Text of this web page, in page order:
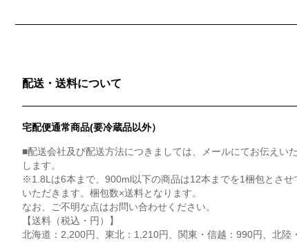
配送・送料について
宅配便通常商品(要冷蔵品以外）
■配送会社及び配送方法につきましては、メールにてお伝えいた
します。
※1.8Lは6本まで、900ml以下の商品は12本までを1梱包とさせ
いただきます。梱包数×送料となります。
なお、ご不明な点はお問い合わせください。
【送料（税込・円）】
北海道：2,200円、東北：1,210円、関東・信越：990円、北陸・